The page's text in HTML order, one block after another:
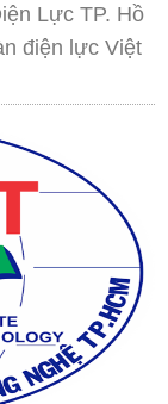
Lực TP. Hồ
điện lực Việt